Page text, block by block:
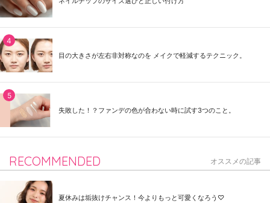
目の大きさが左右非対称なのを メイクで軽減するテクニック。
失敗した！？ファンデの色が合わない時に試す3つのこと。
RECOMMENDED オススメの記事
夏休みは垢抜けチャンス！今よりもっと可愛くなろう♡